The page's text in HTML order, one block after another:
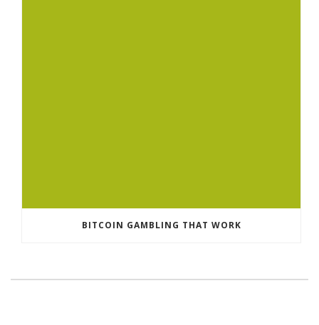
BITCOIN GAMBLING THAT WORK